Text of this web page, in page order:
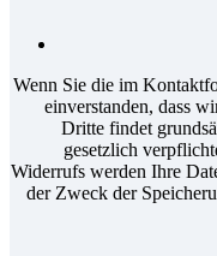
Wenn Sie die im
einverstanden, dass
Dritte findet
gesetzlich
Widerrufs werden Ihre
der Zweck der